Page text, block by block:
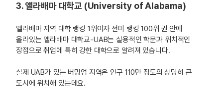
3. 앨라배마 대학교 (University of Alabama)
앨라배마 지역 대학 랭킹 1위이자 전미 랭킹 100위 권 안에
올라있는 앨라배마 대학교-UAB는 실용적인 학문과 위치적인
장점으로 취업에 특히 강한 대학으로 알려져 있습니다.
실제 UAB가 있는 버밍엄 지역은 인구 110만 정도의 상당히 큰
도시에 위치해 있는데요.